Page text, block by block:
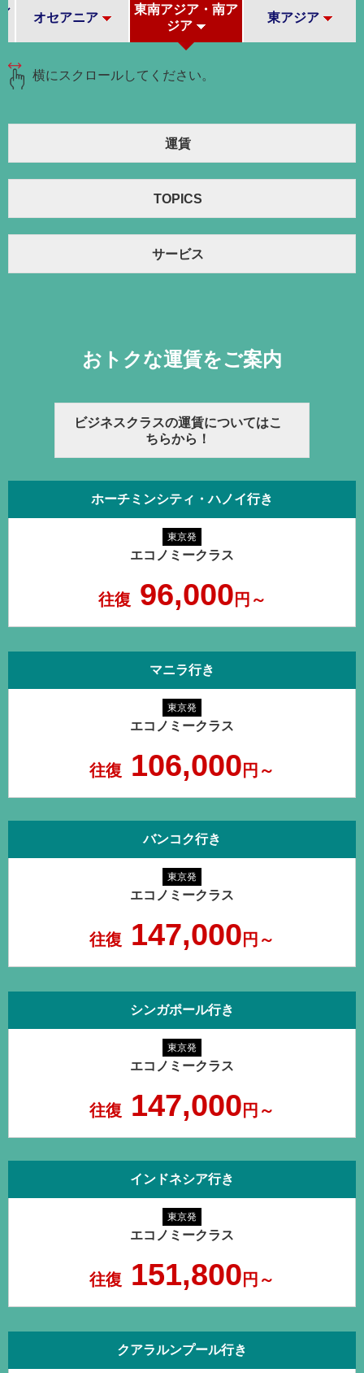
オセアニア
東南アジア・南ア
ジア
東アジア
横にスクロールしてください。
運賃
TOPICS
サービス
おトクな運賃をご案内
ビジネスクラスの運賃についてはこ
ちらから！
ホーチミンシティ・ハノイ行き
東京発
エコノミークラス
往復 96,000 円～
マニラ行き
東京発
エコノミークラス
往復 106,000 円～
バンコク行き
東京発
エコノミークラス
往復 147,000 円～
シンガポール行き
東京発
エコノミークラス
往復 147,000 円～
インドネシア行き
東京発
エコノミークラス
往復 151,800 円～
クアラルンプール行き